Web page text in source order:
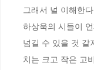
그래서 널 이해한
하상욱의 시들이
넘길 수 있을 것 같
치는 크고 작은 고